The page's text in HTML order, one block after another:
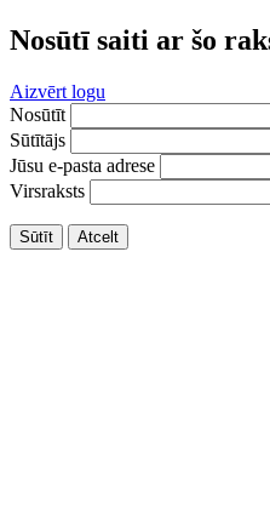
Nosūtī saiti ar šo
Aizvērt logu
Nosūtīt
Sūtītājs
Jūsu e-pasta adrese
Virsraksts
Sūtīt Atcelt